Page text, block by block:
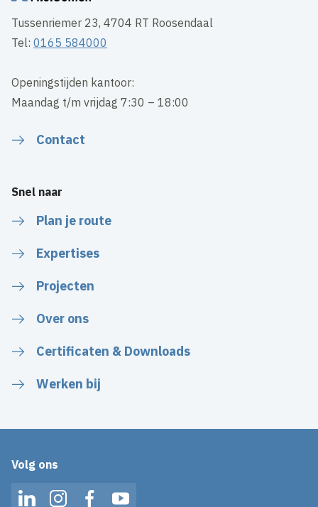
Tussenriemer 23, 4704 RT Roosendaal
Tel:0165 584000
Openingstijden kantoor:
Maandag t/m vrijdag 7:30 – 18:00
Contact
Snel naar
Plan je route
Expertises
Projecten
Over ons
Certificaten & Downloads
Werken bij
Volg ons